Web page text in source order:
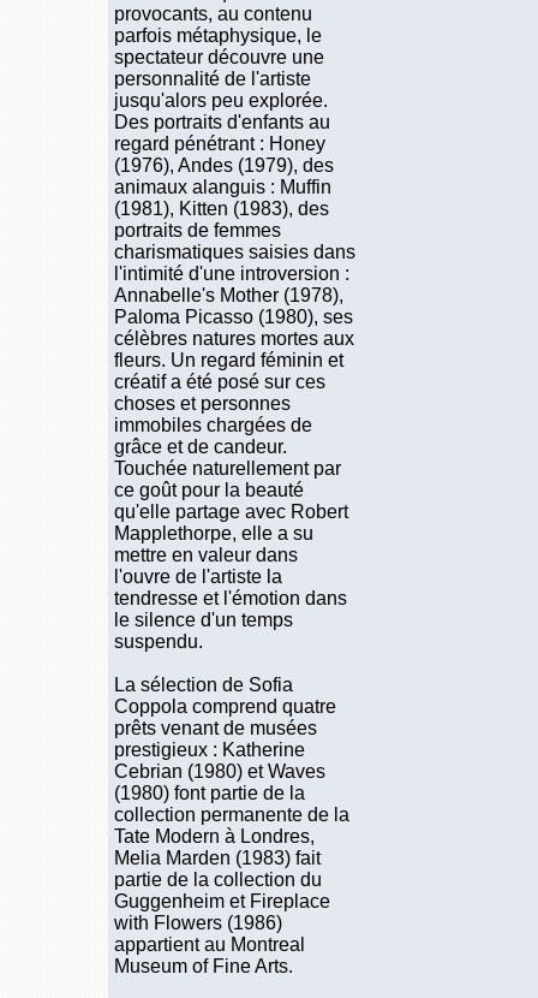
provocants, au contenu
parfois métaphysique, le
spectateur découvre une
personnalité de l'artiste
jusqu'alors peu explorée.
Des portraits d'enfants au
regard pénétrant : Honey
(1976), Andes (1979), des
animaux alanguis : Muffin
(1981), Kitten (1983), des
portraits de femmes
charismatiques saisies dans
l'intimité d'une introversion :
Annabelle's Mother (1978),
Paloma Picasso (1980), ses
célèbres natures mortes aux
fleurs. Un regard féminin et
créatif a été posé sur ces
choses et personnes
immobiles chargées de
grâce et de candeur.
Touchée naturellement par
ce goût pour la beauté
qu'elle partage avec Robert
Mapplethorpe, elle a su
mettre en valeur dans
l'ouvre de l'artiste la
tendresse et l'émotion dans
le silence d'un temps
suspendu.
La sélection de Sofia
Coppola comprend quatre
prêts venant de musées
prestigieux : Katherine
Cebrian (1980) et Waves
(1980) font partie de la
collection permanente de la
Tate Modern à Londres,
Melia Marden (1983) fait
partie de la collection du
Guggenheim et Fireplace
with Flowers (1986)
appartient au Montreal
Museum of Fine Arts.